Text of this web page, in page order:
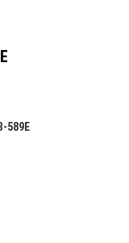
589E